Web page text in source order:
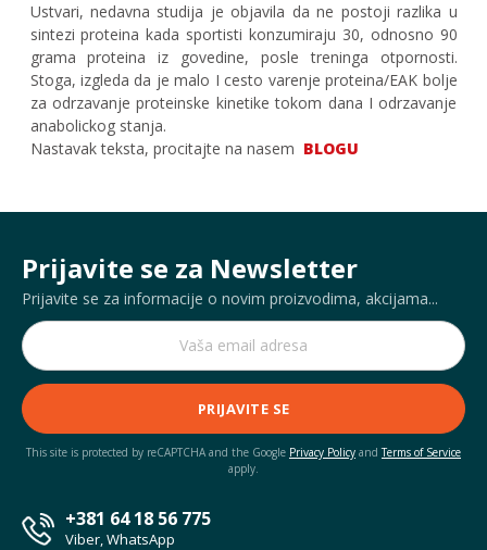
Ustvari, nedavna studija je objavila da ne postoji razlika u
sintezi proteina kada sportisti konzumiraju 30, odnosno 90
grama proteina iz govedine, posle treninga otpornosti.
Stoga, izgleda da je malo I cesto varenje proteina/EAK bolje
za odrzavanje proteinske kinetike tokom dana I odrzavanje
anabolickog stanja.
Nastavak teksta, procitajte na nasem BLOGU
Prijavite se za Newsletter
Prijavite se za informacije o novim proizvodima, akcijama...
PRIJAVITE SE
This site is protected by reCAPTCHA and the Google Privacy Policy andTerms of Service
apply.
+381 64 18 56 775
Viber, WhatsApp